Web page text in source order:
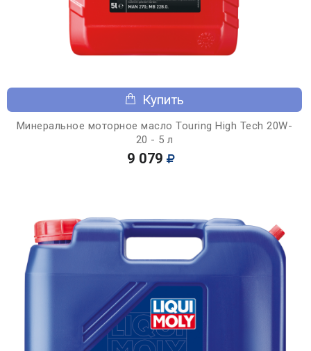
Купить
Минеральное моторное масло Touring High Tech 20W-
20 - 5 л
9 079